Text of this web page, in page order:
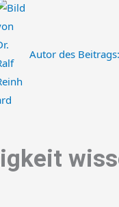
Autor des Beitrags: